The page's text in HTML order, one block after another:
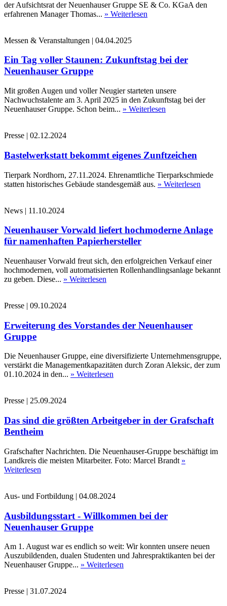
der Aufsichtsrat der Neuenhauser Gruppe SE & Co. KGaA den
erfahrenen Manager Thomas... » Weiterlesen
Messen & Veranstaltungen | 04.04.2025
Ein Tag voller Staunen: Zukunftstag bei der
Neuenhauser Gruppe
Mit großen Augen und voller Neugier starteten unsere
Nachwuchstalente am 3. April 2025 in den Zukunftstag bei der
Neuenhauser Gruppe. Schon beim... » Weiterlesen
Presse | 02.12.2024
Bastelwerkstatt bekommt eigenes Zunftzeichen
Tierpark Nordhorn, 27.11.2024. Ehrenamtliche Tierparkschmiede
statten historisches Gebäude standesgemäß aus. » Weiterlesen
News | 11.10.2024
Neuenhauser Vorwald liefert hochmoderne Anlage
für namenhaften Papierhersteller
Neuenhauser Vorwald freut sich, den erfolgreichen Verkauf einer
hochmodernen, voll automatisierten Rollenhandlingsanlage bekannt
zu geben. Diese... » Weiterlesen
Presse | 09.10.2024
Erweiterung des Vorstandes der Neuenhauser
Gruppe
Die Neuenhauser Gruppe, eine diversifizierte Unternehmensgruppe,
verstärkt die Managementkapazitäten durch Zoran Aleksic, der zum
01.10.2024 in den... » Weiterlesen
Presse | 25.09.2024
Das sind die größten Arbeitgeber in der Grafschaft
Bentheim
Grafschafter Nachrichten. Die Neuenhauser-Gruppe beschäftigt im
Landkreis die meisten Mitarbeiter. Foto: Marcel Brandt »
Weiterlesen
Aus- und Fortbildung | 04.08.2024
Ausbildungsstart - Willkommen bei der
Neuenhauser Gruppe
Am 1. August war es endlich so weit: Wir konnten unsere neuen
Auszubildenden, dualen Studenten und Jahrespraktikanten bei der
Neuenhauser Gruppe... » Weiterlesen
Presse | 31.07.2024